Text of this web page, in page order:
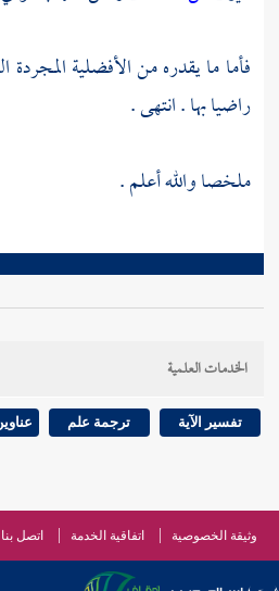
فأما ما يقدره من الأفضلية
راضيا بها . انتهى .
ملخصا والله أعلم .
الخدمات العلمية
تفسير الآية ترجمة علم
وثيقة الخصوصية اتفاقية الخدمة اتصل بنا